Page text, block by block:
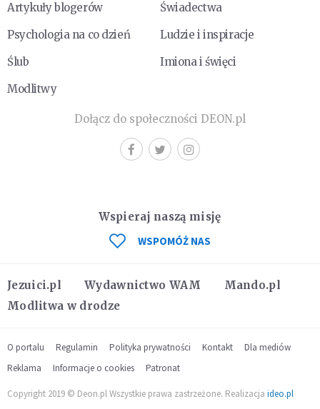
Artykuły blogerów
Świadectwa
Psychologia na co dzień
Ludzie i inspiracje
Ślub
Imiona i święci
Modlitwy
Dołącz do społeczności DEON.pl
Jezuici.pl Wydawnictwo WAM
Mando.pl
Modlitwa w drodze
Wspieraj naszą misję
WSPOMÓŻ NAS
O portalu Regulamin Polityka prywatności Kontakt
Dla mediów
Reklama
Informacje o cookies Patronat
Copyright 2019 © Deon.pl Wszystkie prawa zastrzeżone. Realizacja ideo.pl